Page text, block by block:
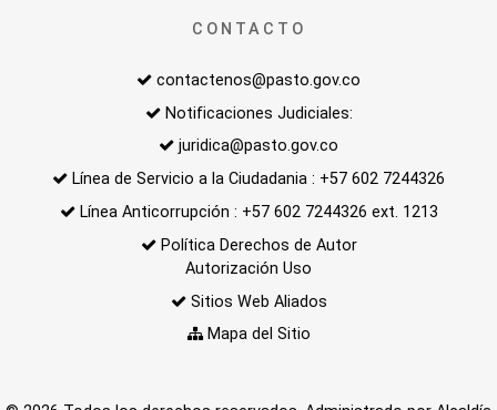
CONTACTO
contactenos@pasto.gov.co
Notificaciones Judiciales:
juridica@pasto.gov.co
Línea de Servicio a la Ciudadania : +57 602 7244326
Línea Anticorrupción : +57 602 7244326 ext. 1213
Política Derechos de Autor
Autorización Uso
Sitios Web Aliados
Mapa del Sitio